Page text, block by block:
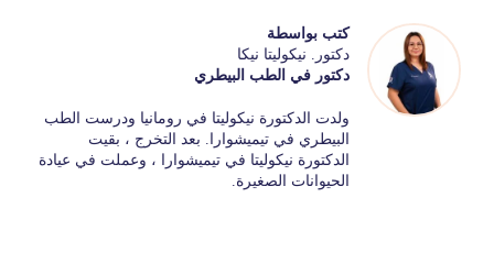
كتب بواسطة
دكتور. نيكوليتا نيكا
دكتور في الطب البيطري
ولدت الدكتورة نيكوليتا في رومانيا ودرست الطب
البيطري في تيميشوارا. بعد التخرج ، بقيت
الدكتورة نيكوليتا في تيميشوارا ، وعملت في عيادة
الحيوانات الصغيرة.